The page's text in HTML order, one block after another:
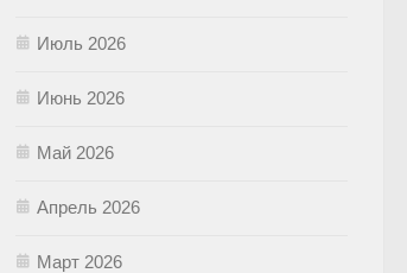
Июль 2026
Июнь 2026
Май 2026
Апрель 2026
Март 2026